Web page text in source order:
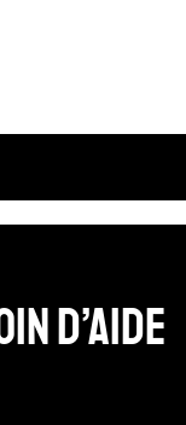
d’aide